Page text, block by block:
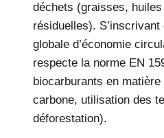
déchets (graisses,
résiduelles).
globale d’économie
respecte la norme EN
biocarburants en
carbone, utilisation des
déforestation).